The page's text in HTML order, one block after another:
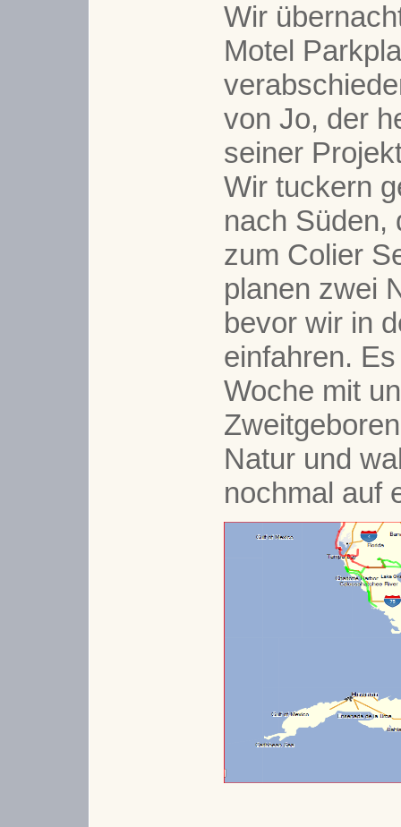
Wir
Motel
von Jo, der
seiner
Wir tuckern
nach Süden,
zum Colier
planen zwei
bevor wir in
einfahren.
Woche mit
Natur und
nochmal auf